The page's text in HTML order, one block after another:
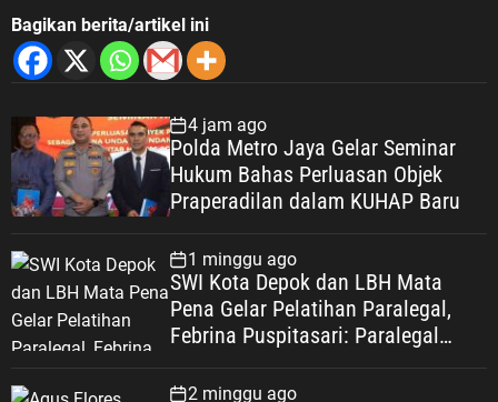
Bagikan berita/artikel ini
4 jam ago
Polda Metro Jaya Gelar Seminar
Hukum Bahas Perluasan Objek
Praperadilan dalam KUHAP Baru
1 minggu ago
SWI Kota Depok dan LBH Mata
Pena Gelar Pelatihan Paralegal,
Febrina Puspitasari: Paralegal
Keadilan Warga Depok
2 minggu ago